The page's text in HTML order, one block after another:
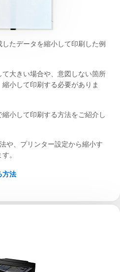
したデータを縮小して印刷した例
大きい場合や、意図しない箇所
小して印刷する必要がありま
小して印刷する方法をご紹介し
や、プリンター設定から縮小す
。
方法